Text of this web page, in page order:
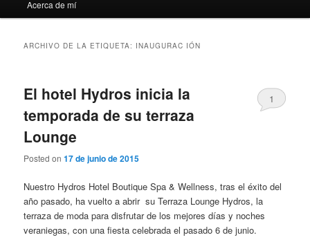
Acerca de mí
ARCHIVO DE LA ETIQUETA: INAUGURAC IÓN
El hotel Hydros inicia la
temporada de su terraza
Lounge
Posted on17 de junio de 2015
1
Nuestro Hydros Hotel Boutique Spa & Wellness, tras el éxito del
año pasado, ha vuelto a abrir su Terraza Lounge Hydros, la
terraza de moda para disfrutar de los mejores días y noches
veraniegas, con una fiesta celebrada el pasado 6 de junio.